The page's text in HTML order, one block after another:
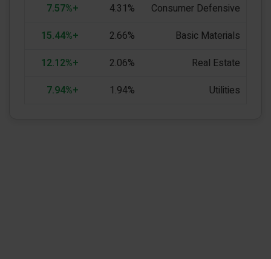
Consumer Defensive
4.31%
+7.57%
Basic Materials
2.66%
+15.44%
Real Estate
2.06%
+12.12%
Utilities
1.94%
+7.94%